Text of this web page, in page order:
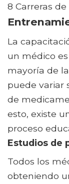
8 Carreras
La
un médico
mayoría de
puede variar
de
esto, existe
proceso
Estudios de
Todos los
obteniendo